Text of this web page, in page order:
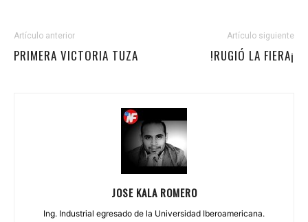
Artículo anterior
PRIMERA VICTORIA TUZA
Artículo siguiente
!RUGIÓ LA FIERA¡
JOSE KALA ROMERO
Ing. Industrial egresado de la Universidad Iberoamericana.